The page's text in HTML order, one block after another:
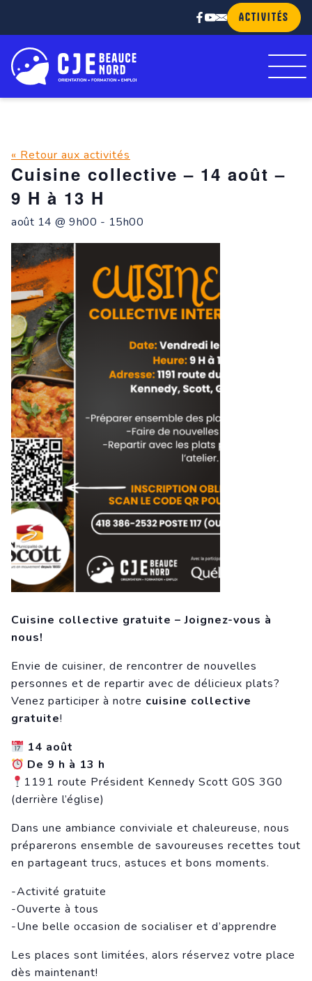
ACTIVITÉS
« Retour aux activités
Cuisine collective – 14 août –
9 H à 13 H
août 14 @ 9h00 - 15h00
Cuisine collective gratuite – Joignez-vous à
nous!
Envie de cuisiner, de rencontrer de nouvelles
personnes et de repartir avec de délicieux plats?
Venez participer à notre cuisine collective
gratuite!
14 août
De 9 h à 13 h
1191 route Président Kennedy Scott G0S 3G0
(derrière l’église)
Dans une ambiance conviviale et chaleureuse, nous
préparerons ensemble de savoureuses recettes tout
en partageant trucs, astuces et bons moments.
-Activité gratuite
-Ouverte à tous
-Une belle occasion de socialiser et d’apprendre
Les places sont limitées, alors réservez votre place
dès maintenant!